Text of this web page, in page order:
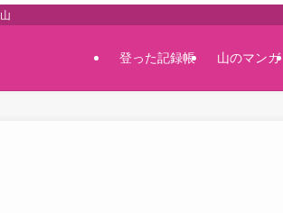
登った記録帳 山のマンガ